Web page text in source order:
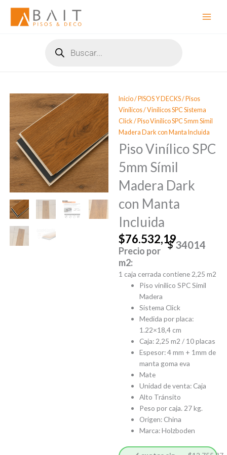
contenido
productos
Inicio/ PISOS Y DECKS/ Pisos
Vinílicos/Vinílicos SPC Sistema
Click / Piso Vinílico SPC 5mm Símil
Madera Dark con Manta Incluida
Piso Vinílico SPC
5mm Símil
Madera Dark
con Manta
Incluida
$76.532,19
Precio por
m2:
34014
1 caja cerrada contiene 2,25 m2
Piso vinilico SPC Simil
Madera
Sistema Click
Medida por placa:
1.22×18,4 cm
Caja: 2,25 m2 / 10 placas
Espesor: 4 mm + 1mm de
manta goma eva
Mate
Unidad de venta: Caja
Alto Tránsito
Peso por caja. 27 kg.
Origen: China
Marca: Holzboden